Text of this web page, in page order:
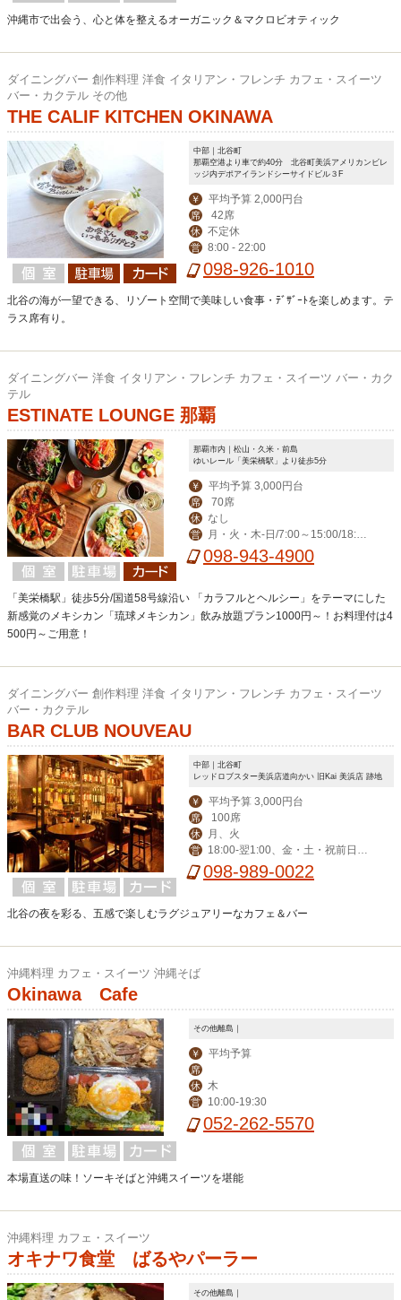
沖縄市で出会う、心と体を整えるオーガニック＆マクロビオティック
ダイニングバー 創作料理 洋食 イタリアン・フレンチ カフェ・スイーツ
バー・カクテル その他
THE CALIF KITCHEN OKINAWA
中部｜北谷町
那覇空港より車で約40分 北谷町美浜アメリカンビレ
ッジ内デポアイランドシーサイドビル３F
￥ 平均予算 2,000円台
席 42席
休 不定休
営 8:00 - 22:00
098-926-1010
北谷の海が一望できる、リゾート空間で美味しい食事・ﾃﾞｻﾞｰﾄを楽しめます。テ
ラス席有り。
ダイニングバー 洋食 イタリアン・フレンチ カフェ・スイーツ バー・カク
テル
ESTINATE LOUNGE 那覇
那覇市内｜松山・久米・前島
ゆいレール「美栄橋駅」より徒歩5分
￥ 平均予算 3,000円台
席 70席
休 なし
営
月・火・木-日/7:00～15:00/18:00
～23:00(料理L.O. 22:00) 毎週水曜日は
098-943-4900
「美栄橋駅」徒歩5分/国道58号線沿い 「カラフルとヘルシー」をテーマにした
新感覚のメキシカン「琉球メキシカン」飲み放題プラン1000円～！お料理付は4
500円～ご用意！
ダイニングバー 創作料理 洋食 イタリアン・フレンチ カフェ・スイーツ
バー・カクテル
BAR CLUB NOUVEAU
中部｜北谷町
レッドロブスター美浜店道向かい 旧Kai 美浜店 跡地
￥ 平均予算 3,000円台
席 100席
休 月、火
営
18:00-翌1:00、金・土・祝前日17:
00-翌1:00
098-989-0022
北谷の夜を彩る、五感で楽しむラグジュアリーなカフェ＆バー
沖縄料理 カフェ・スイーツ 沖縄そば
Okinawa Cafe
その他離島｜
￥ 平均予算
席
休
木
営 10:00-19:30
052-262-5570
本場直送の味！ソーキそばと沖縄スイーツを堪能
沖縄料理 カフェ・スイーツ
オキナワ食堂 ばるやパーラー
その他離島｜